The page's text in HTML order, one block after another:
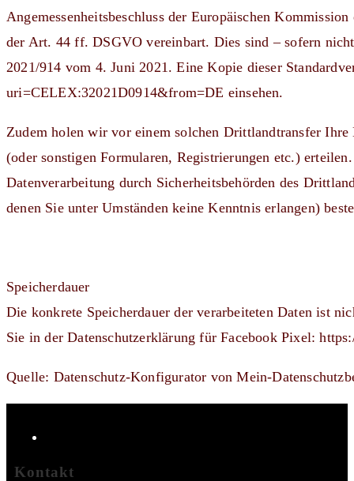
Angemessenheitsbeschluss der Europäischen
der Art. 44 ff. DSGVO vereinbart. Dies sind – sofern
2021/914 vom 4. Juni 2021. Eine Kopie dieser
uri=CELEX:32021D0914&from=DE einsehen.
Zudem holen wir vor einem solchen Drittlandtransfer
(oder sonstigen Formularen, Registrierungen etc.)
Datenverarbeitung durch Sicherheitsbehörden des
denen Sie unter Umständen keine Kenntnis erlangen)
Speicherdauer
Die konkrete Speicherdauer der verarbeiteten Daten ist
Sie in der Datenschutzerklärung für Facebook Pixel:
Quelle: Datenschutz-Konfigurator von Mein-
Kontakt